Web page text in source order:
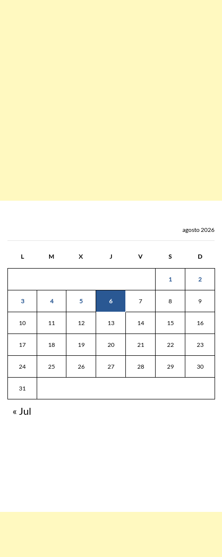
agosto 2026
L M X J V S D
1 2
3 4 5 6 7 8 9
10 11 12 13 14 15 16
17 18 19 20 21 22 23
24 25 26 27 28 29 30
31
« Jul